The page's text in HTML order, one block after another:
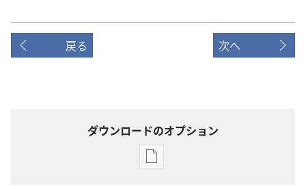
戻る 次へ
ダウンロードのオプション
出